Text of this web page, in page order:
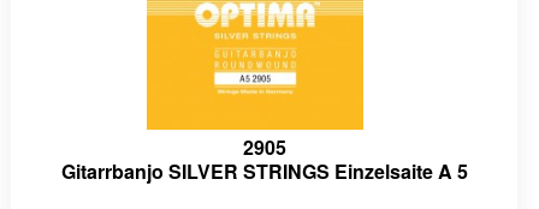
2905
Gitarrbanjo SILVER STRINGS Einzelsaite A 5